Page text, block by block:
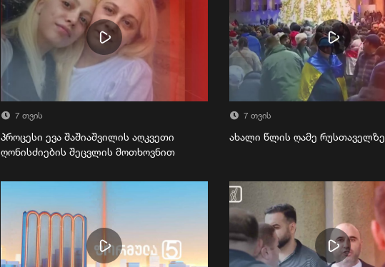
7 თვის
პროცესი ევა შაშიაშვილის აღკვეთი
ღონისძიების შეცვლის მოთხოვნით
7 თვის
ახალი წლის ღამე რუსთაველზე